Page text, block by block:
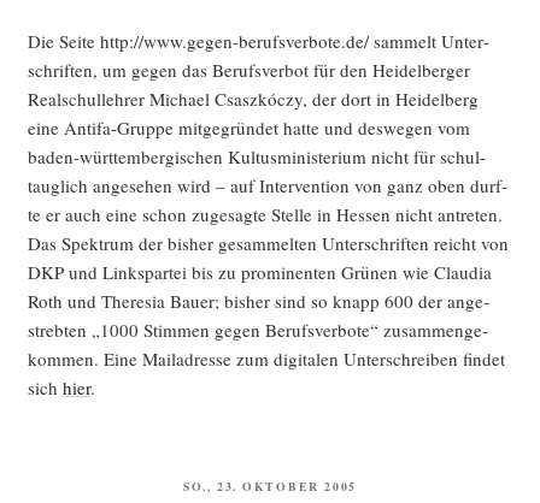
Die Sei­te http://www.gegen-berufsverbote.de/ sam­melt Unter­
schrif­ten, um gegen das Berufs­ver­bot für den Hei­del­ber­ger
Real­schul­leh­rer Micha­el Csaszkóc­zy, der dort in Hei­del­berg
eine Anti­fa-Grup­pe mit­ge­grün­det hat­te und des­we­gen vom
baden-würt­tem­ber­gi­schen Kul­tus­mi­nis­te­ri­um nicht für schul­
taug­lich ange­se­hen wird – auf Inter­ven­ti­on von ganz oben durf­
te er auch eine schon zuge­sag­te Stel­le in Hes­sen nicht antre­ten.
Das Spek­trum der bis­her gesam­mel­ten Unter­schrif­ten reicht von
DKP und Links­par­tei bis zu pro­mi­nen­ten Grü­nen wie Clau­dia
Roth und The­re­sia Bau­er; bis­her sind so knapp 600 der ange­
streb­ten „1000 Stim­men gegen Berufs­ver­bo­te“ zusam­men­ge­
kom­men. Eine Mail­adres­se zum digi­ta­len Unter­schrei­ben fin­det
sich hier.
VERÖFFENTLICHT
SO., 23. OKTOBER 2005